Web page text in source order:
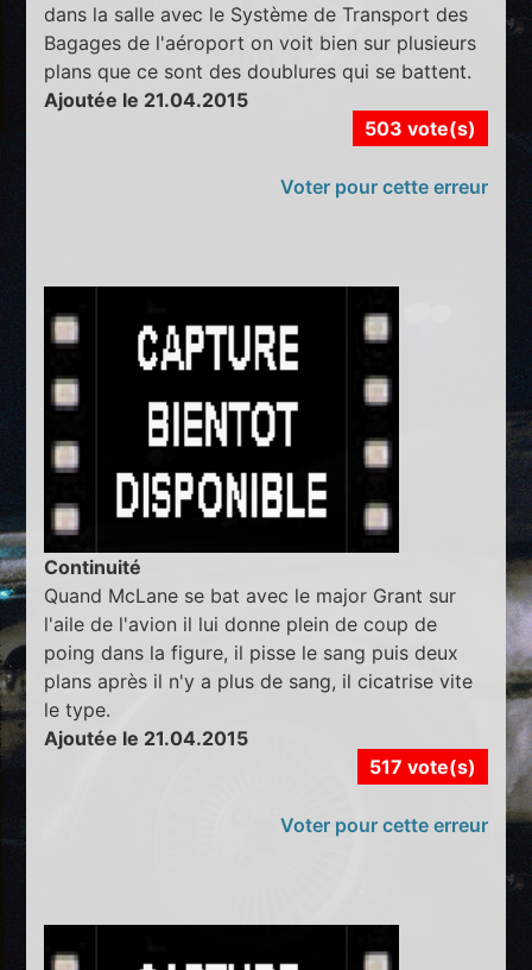
dans la salle avec le Système de Transport des
Bagages de l'aéroport on voit bien sur plusieurs
plans que ce sont des doublures qui se battent.
Ajoutée le 21.04.2015
503 vote(s)
Voter pour cette erreur
Continuité
Quand McLane se bat avec le major Grant sur
l'aile de l'avion il lui donne plein de coup de
poing dans la figure, il pisse le sang puis deux
plans après il n'y a plus de sang, il cicatrise vite
le type.
Ajoutée le 21.04.2015
517 vote(s)
Voter pour cette erreur